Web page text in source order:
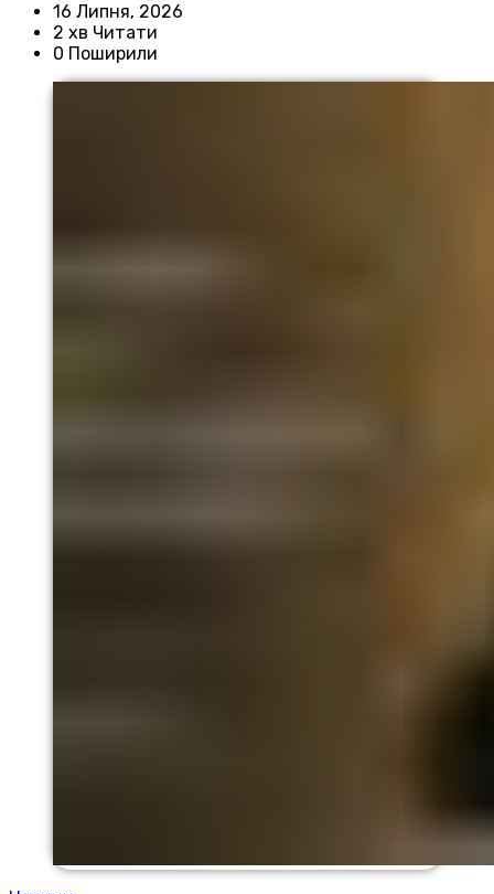
16 Липня, 2026
2 хв Читати
0 Поширили